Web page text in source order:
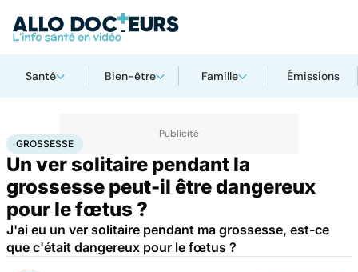
Santé Bien-être Famille Émissions
AccueilFamille Grossesse Grossesse
GROSSESSE
Un ver solitaire pendant la
grossesse peut-il être dangereux
pour le fœtus ?
J'ai eu un ver solitaire pendant ma grossesse, est-ce
que c'était dangereux pour le fœtus ?